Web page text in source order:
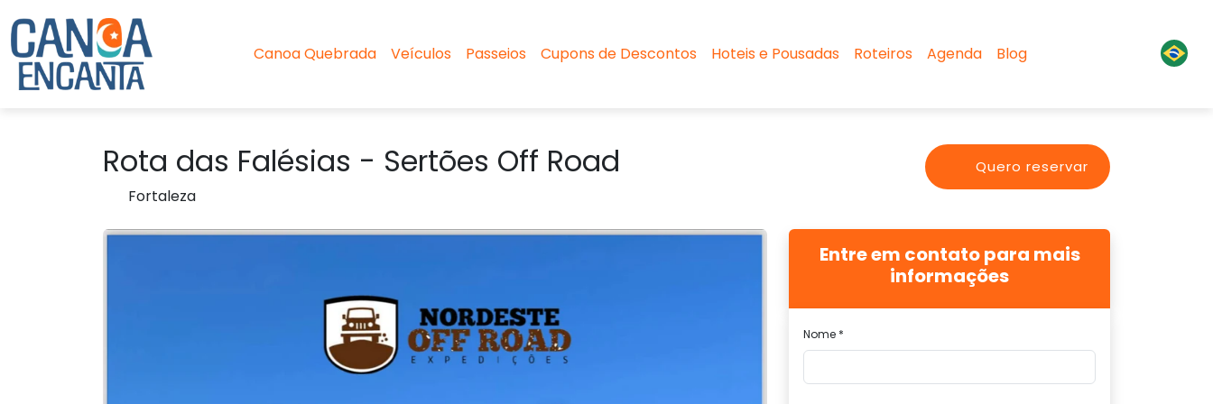
Canoa Quebrada Veículos Passeios Cupons de Descontos Hoteis e Pousadas Roteiros Agenda Blog
Quero reservar
Rota das Falésias - Sertões Off Road
Fortaleza
Entre em contato para mais
informações
Nome *